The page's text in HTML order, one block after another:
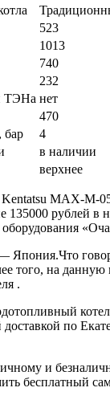
523
1013
740
232
ТЭНа нет
470
бар
4
в наличии
верхнее
Kentatsu MAX-M-
135000 рублей в
Япония.Что
того, на данную
.
доставкой по
и
бесплатный